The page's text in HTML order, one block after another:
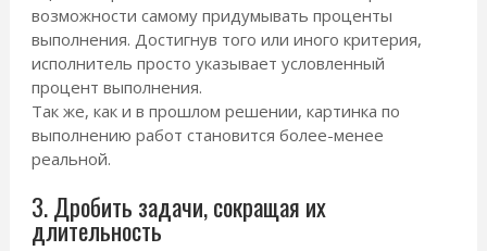
возможности самому придумывать проценты
выполнения. Достигнув того или иного критерия,
исполнитель просто указывает условленный
процент выполнения.
Так же, как и в прошлом решении, картинка по
выполнению работ становится более-менее
реальной.
3. Дробить задачи, сокращая их
длительность